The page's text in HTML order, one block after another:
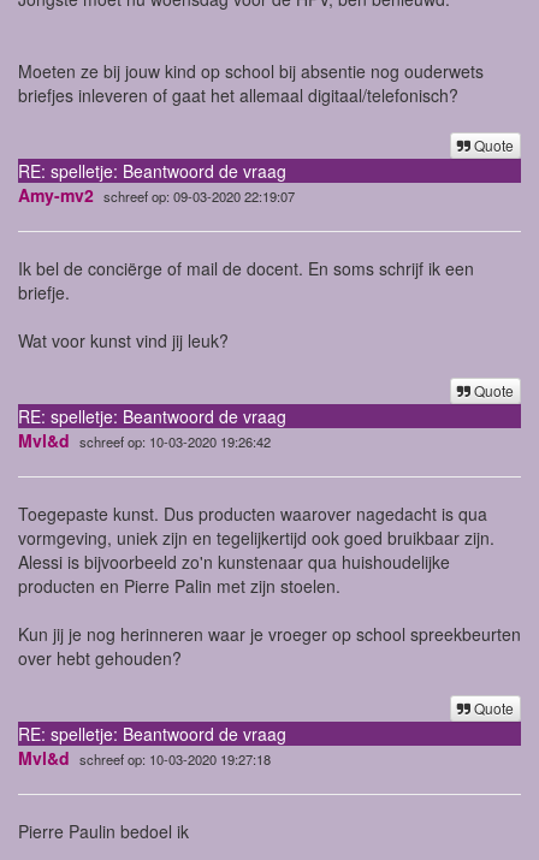
Moeten ze bij jouw kind op school bij absentie nog ouderwets
briefjes inleveren of gaat het allemaal digitaal/telefonisch?
Quote
RE: spelletje: Beantwoord de vraag
Amy-mv2 schreef op: 09-03-2020 22:19:07
Ik bel de conciërge of mail de docent. En soms schrijf ik een
briefje.
Wat voor kunst vind jij leuk?
Quote
RE: spelletje: Beantwoord de vraag
Mvl&d schreef op: 10-03-2020 19:26:42
Toegepaste kunst. Dus producten waarover nagedacht is qua
vormgeving, uniek zijn en tegelijkertijd ook goed bruikbaar zijn.
Alessi is bijvoorbeeld zo'n kunstenaar qua huishoudelijke
producten en Pierre Palin met zijn stoelen.
Kun jij je nog herinneren waar je vroeger op school spreekbeurten
over hebt gehouden?
Quote
RE: spelletje: Beantwoord de vraag
Mvl&d schreef op: 10-03-2020 19:27:18
Pierre Paulin bedoel ik